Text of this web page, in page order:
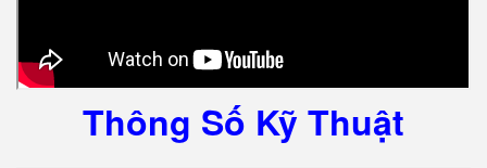
Thông Số Kỹ Thuật